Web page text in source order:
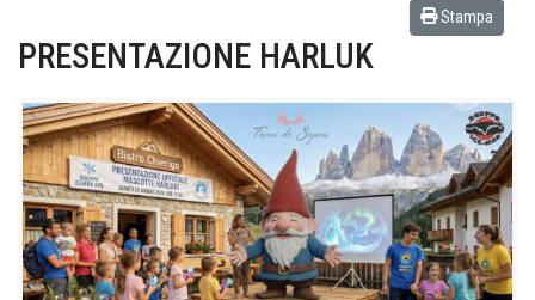
Stampa
PRESENTAZIONE HARLUK